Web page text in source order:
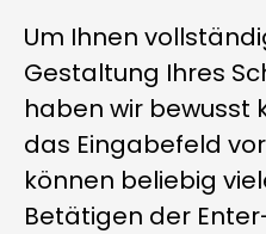
Um Ihnen
Gestaltung Ihres
haben wir bewusst
das Eingabefeld
können beliebig
Betätigen der